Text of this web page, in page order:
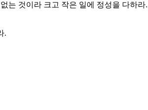
는 것이라 크고 작은 일에 정성을 다하
.